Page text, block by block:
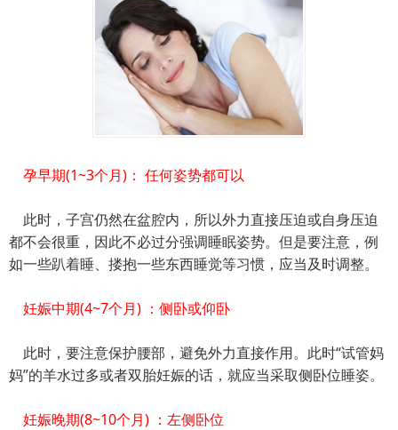
孕早期(1~3个月)： 任何姿势都可以
此时，子宫仍然在盆腔内，所以外力直接压迫或自身压迫
都不会很重，因此不必过分强调睡眠姿势。但是要注意，例
如一些趴着睡、搂抱一些东西睡觉等习惯，应当及时调整。
妊娠中期(4~7个月) ：侧卧或仰卧
此时，要注意保护腰部，避免外力直接作用。此时“试管妈
妈”的羊水过多或者双胎妊娠的话，就应当采取侧卧位睡姿。
妊娠晚期(8~10个月) ：左侧卧位